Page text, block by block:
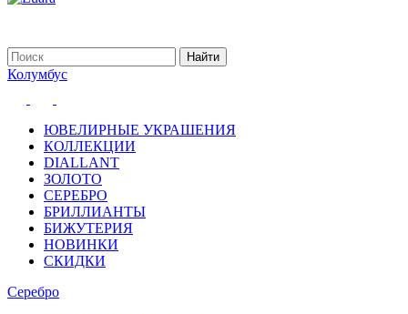
Колумбус
ЮВЕЛИРНЫЕ УКРАШЕНИЯ
КОЛЛЕКЦИИ
DIALLANT
ЗОЛОТО
СЕРЕБРО
БРИЛЛИАНТЫ
БИЖУТЕРИЯ
НОВИНКИ
СКИДКИ
Серебро